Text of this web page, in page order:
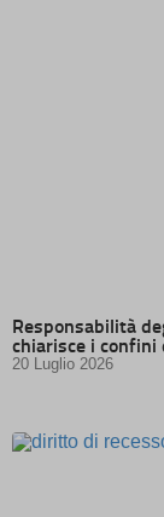
Responsabilità
chiarisce i
20 Luglio 2026